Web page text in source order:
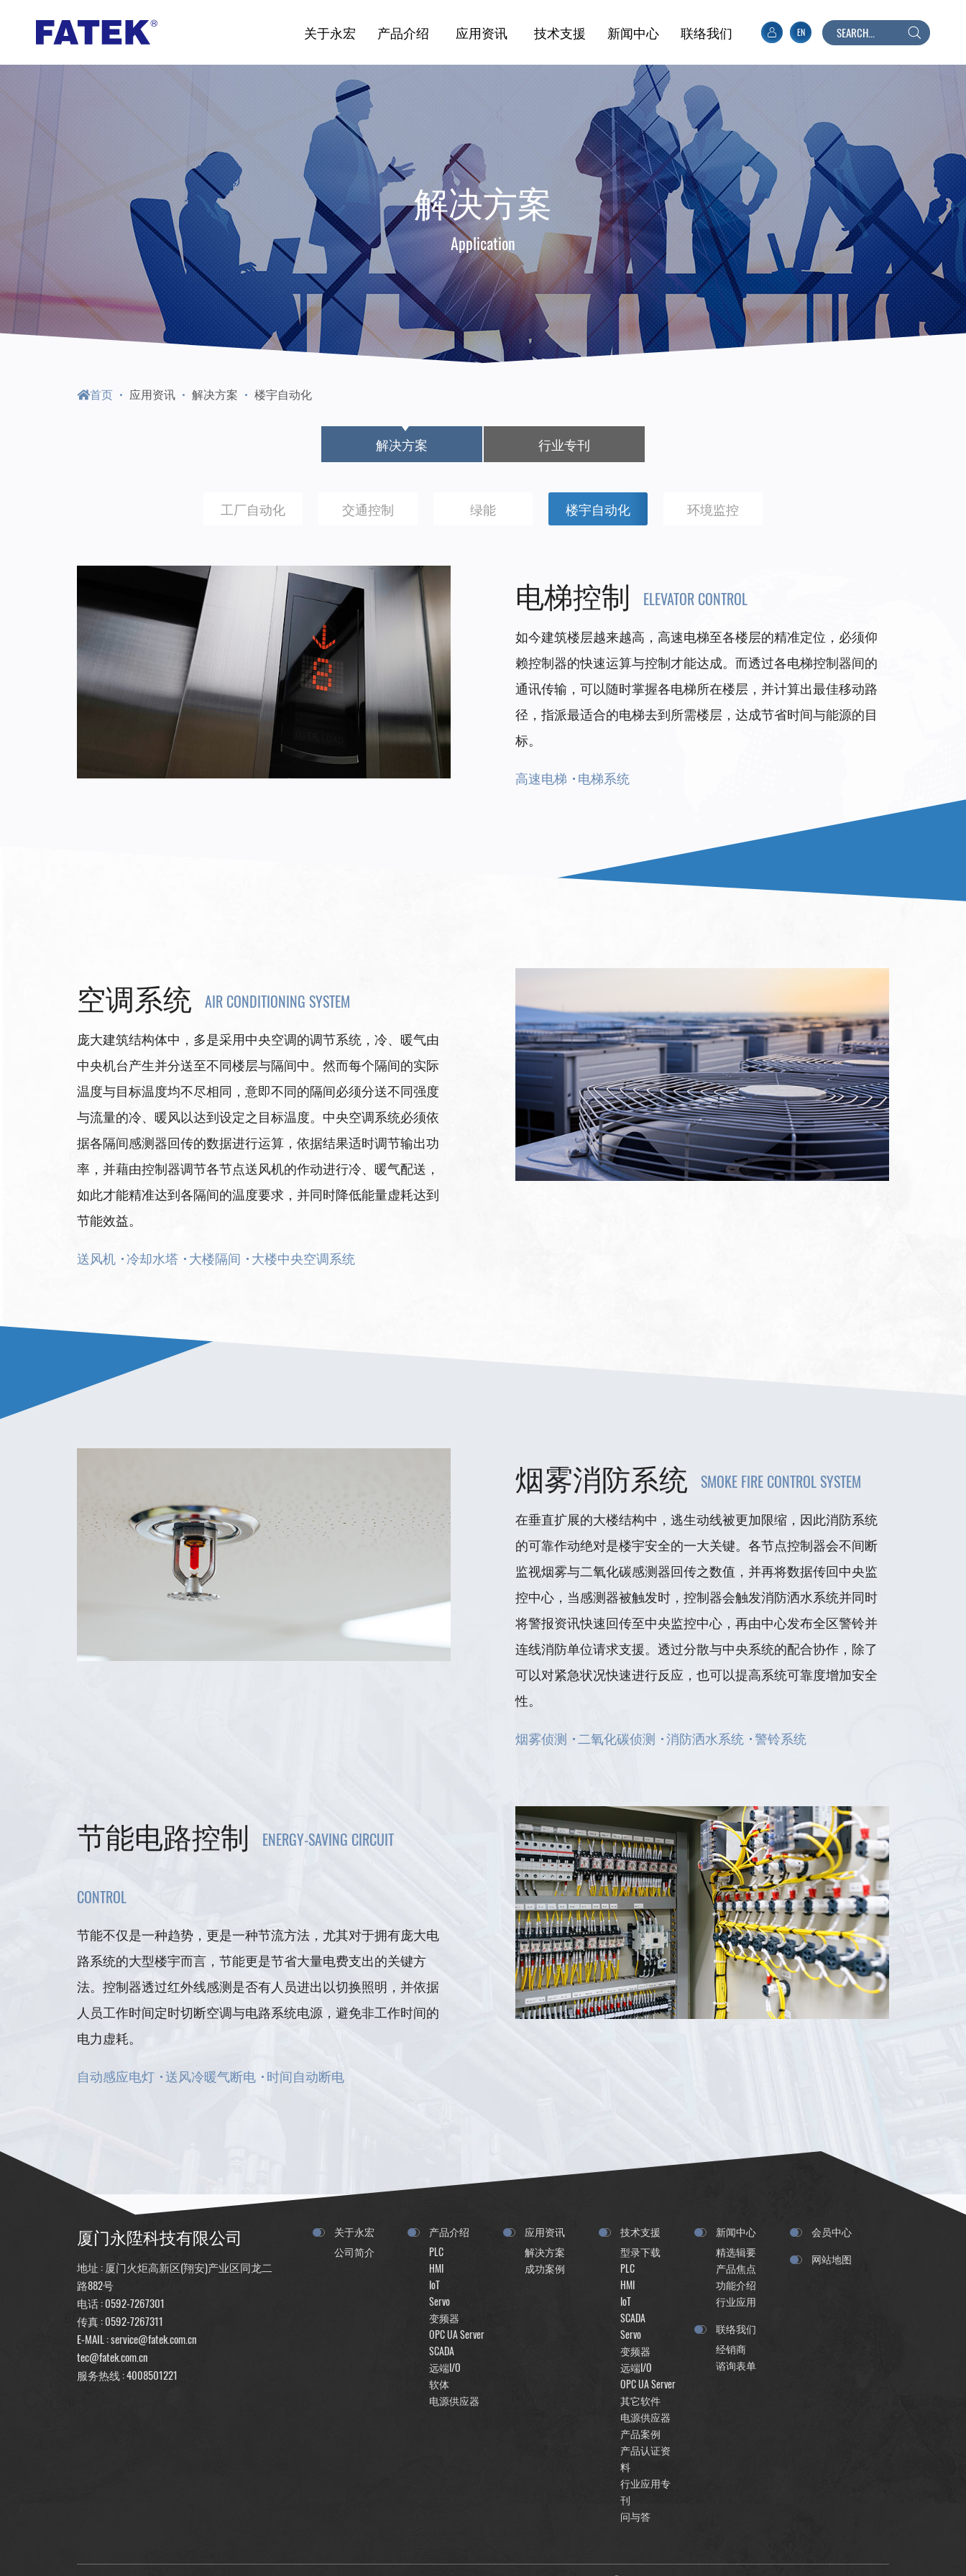
台
湾
FATEK
永
宏
PLC-
厦
门
关于永宏 产品介绍 应用资讯 技术支援 新闻中心 联络我们 EN
搜
解决方案
Application
首页 应用资讯 解决方案 楼宇自动化
解决方案 行业专刊
工厂自动化 交通控制 绿能 楼宇自动化 环境监控
电梯控制 ELEVATOR CONTROL
如今建筑楼层越来越高，高速电梯至各楼层的精准定位，必须仰
赖控制器的快速运算与控制才能达成。而透过各电梯控制器间的
通讯传输，可以随时掌握各电梯所在楼层，并计算出最佳移动路
径，指派最适合的电梯去到所需楼层，达成节省时间与能源的目
标。
高速电梯 电梯系统
空调系统 AIR CONDITIONING SYSTEM
庞大建筑结构体中，多是采用中央空调的调节系统，冷、暖气由
中央机台产生并分送至不同楼层与隔间中。然而每个隔间的实际
温度与目标温度均不尽相同，意即不同的隔间必须分送不同强度
与流量的冷、暖风以达到设定之目标温度。中央空调系统必须依
据各隔间感测器回传的数据进行运算，依据结果适时调节输出功
率，并藉由控制器调节各节点送风机的作动进行冷、暖气配送，
如此才能精准达到各隔间的温度要求，并同时降低能量虚耗达到
节能效益。
送风机 冷却水塔 大楼隔间 大楼中央空调系统
烟雾消防系统 SMOKE FIRE CONTROL SYSTEM
在垂直扩展的大楼结构中，逃生动线被更加限缩，因此消防系统
的可靠作动绝对是楼宇安全的一大关键。各节点控制器会不间断
监视烟雾与二氧化碳感测器回传之数值，并再将数据传回中央监
控中心，当感测器被触发时，控制器会触发消防洒水系统并同时
将警报资讯快速回传至中央监控中心，再由中心发布全区警铃并
连线消防单位请求支援。透过分散与中央系统的配合协作，除了
可以对紧急状况快速进行反应，也可以提高系统可靠度增加安全
性。
烟雾侦测 二氧化碳侦测 消防洒水系统 警铃系统
节能电路控制 ENERGY-SAVING CIRCUIT
CONTROL
节能不仅是一种趋势，更是一种节流方法，尤其对于拥有庞大电
路系统的大型楼宇而言，节能更是节省大量电费支出的关键方
法。控制器透过红外线感测是否有人员进出以切换照明，并依据
人员工作时间定时切断空调与电路系统电源，避免非工作时间的
电力虚耗。
自动感应电灯 送风冷暖气断电 时间自动断电
厦门永陞科技有限公司
地址 : 厦门火炬高新区(翔安)产业区同龙二
路882号
电话 :0592-7267301
传真 : 0592-7267311
E-MAIL :service@fatek.com.cn
tec@fatek.com.cn
服务热线 :4008501221
关于永宏
公司简介
产品介绍
PLC
HMI
IoT
Servo
变频器
OPC UA Server
SCADA
远端I/O
软体
电源供应器
应用资讯
解决方案
成功案例
技术支援
型录下载
PLC
HMI
IoT
SCADA
Servo
变频器
远端I/O
OPC UA Server
其它软件
电源供应器
产品案例
产品认证资
料
行业应用专
刊
问与答
新闻中心
精选辑要
产品焦点
功能介绍
行业应用
联络我们
经销商
谘询表单
会员中心
网站地图